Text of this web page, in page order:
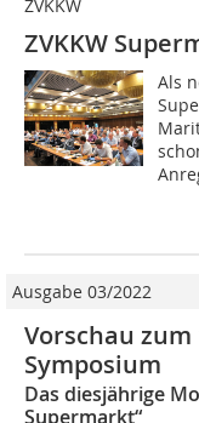
ZVKKW
ZVKKW
Als
Ausgabe 03/2022
Vorschau zum
Symposium
Das diesjährige
Supermarkt“